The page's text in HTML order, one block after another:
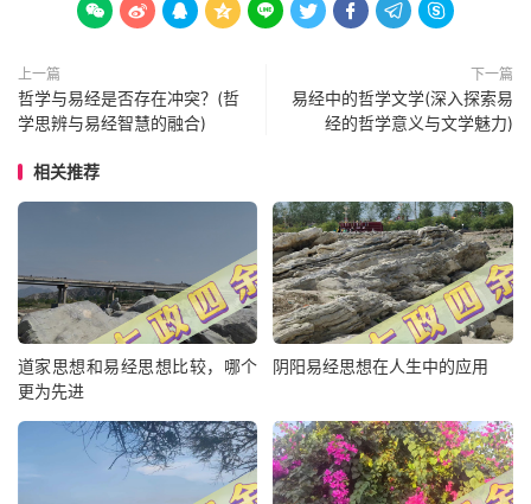
        
上一篇
哲学与易经是否存在冲突？(哲
学思辨与易经智慧的融合)
下一篇
易经中的哲学文学(深入探索易
经的哲学意义与文学魅力)
相关推荐
道家思想和易经思想比较，哪个
更为先进
阴阳易经思想在人生中的应用